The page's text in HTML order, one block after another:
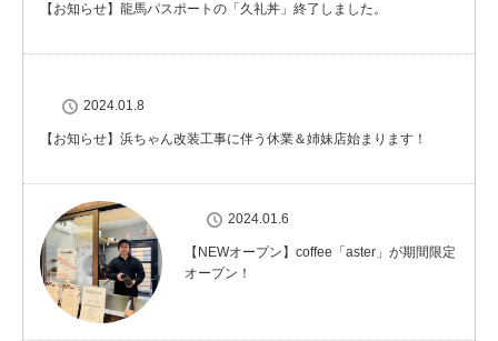
【お知らせ】龍馬パスポートの「久礼丼」終了しました。
2024.01.8
【お知らせ】浜ちゃん改装工事に伴う休業＆姉妹店始まります！
2024.01.6
【NEWオープン】coffee「aster」が期間限定
オープン！